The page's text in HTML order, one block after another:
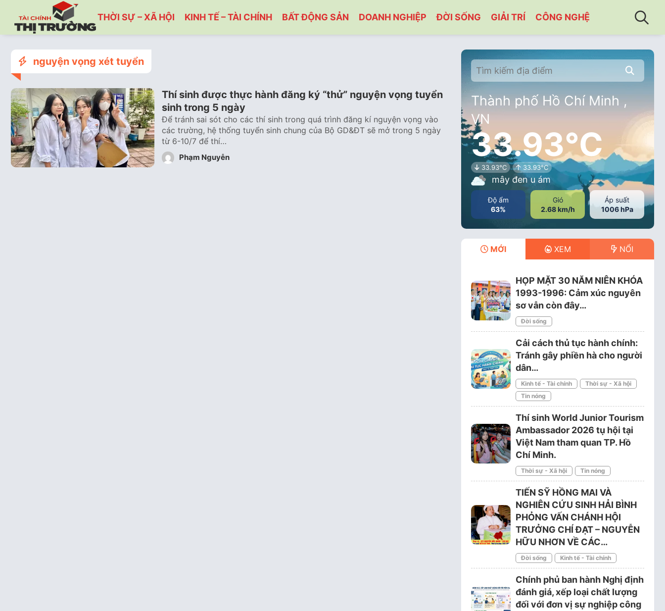
THỜI SỰ – XÃ HỘI KINH TẾ – TÀI CHÍNH BẤT ĐỘNG SẢN DOANH NGHIỆP ĐỜI SỐNG GIẢI TRÍ CÔNG NGHỆ
nguyện vọng xét tuyển
Thí sinh được thực hành đăng ký “thử” nguyện vọng tuyển
sinh trong 5 ngày
Để tránh sai sót cho các thí sinh trong quá trình đăng kí nguyện vọng vào
các trường, hệ thống tuyển sinh chung của Bộ GD&ĐT sẽ mở trong 5 ngày
từ 6-10/7 để thí…
Phạm Nguyễn
Thành phố Hồ Chí Minh ,
VN
33.93°C
33.93°C 33.93°C
mây đen u ám
Độ ẩm
63%
Gió
2.68 km/h
Áp suất
1006 hPa
MỚI XEM NỔI
HỌP MẶT 30 NĂM NIÊN KHÓA
1993-1996: Cảm xúc nguyên
sơ vẫn còn đây…
Đời sống
Cải cách thủ tục hành chính:
Tránh gây phiền hà cho người
dân…
Kinh tế - Tài chính
Thời sự - Xã hội
Tin nóng
Thí sinh World Junior Tourism
Ambassador 2026 tụ hội tại
Việt Nam tham quan TP. Hồ
Chí Minh.
Thời sự - Xã hội Tin nóng
TIẾN SỸ HỒNG MAI VÀ
NGHIÊN CỨU SINH HẢI BÌNH
PHỎNG VẤN CHÁNH HỘI
TRƯỞNG CHÍ ĐẠT – NGUYỄN
HỮU NHƠN VỀ CÁC…
Đời sống Kinh tế - Tài chính
Chính phủ ban hành Nghị định
đánh giá, xếp loại chất lượng
đối với đơn vị sự nghiệp công